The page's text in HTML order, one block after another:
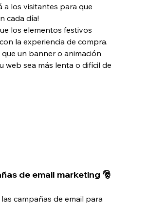
a los visitantes para que
cada día!
los elementos festivos
la experiencia de compra.
que un banner o animación
web sea más lenta o difícil de
de email marketing 🎅
campañas de email para